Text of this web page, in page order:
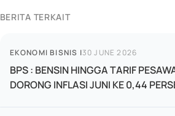
BERITA TERKAIT
EKONOMI BISNIS |30 JUNE 2026
BPS : BENSIN HINGGA TARIF
DORONG INFLASI JUNI KE 0,44